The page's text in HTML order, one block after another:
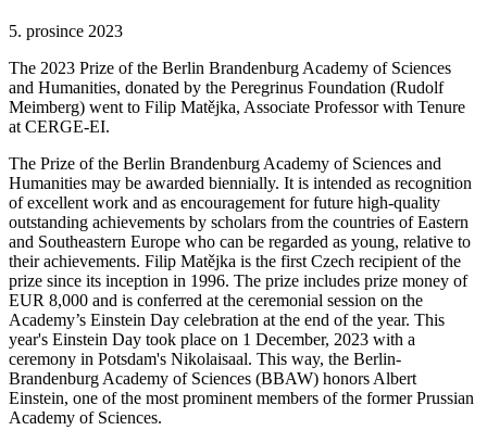
5. prosince 2023
The 2023 Prize of the Berlin Brandenburg Academy of Sciences
and Humanities, donated by the Peregrinus Foundation (Rudolf
Meimberg) went to Filip Matějka, Associate Professor with Tenure
at CERGE-EI.
The Prize of the Berlin Brandenburg Academy of Sciences and
Humanities may be awarded biennially. It is intended as recognition
of excellent work and as encouragement for future high-quality
outstanding achievements by scholars from the countries of Eastern
and Southeastern Europe who can be regarded as young, relative to
their achievements. Filip Matějka is the first Czech recipient of the
prize since its inception in 1996. The prize includes prize money of
EUR 8,000 and is conferred at the ceremonial session on the
Academy’s Einstein Day celebration at the end of the year. This
year's Einstein Day took place on 1 December, 2023 with a
ceremony in Potsdam's Nikolaisaal. This way, the Berlin-
Brandenburg Academy of Sciences (BBAW) honors Albert
Einstein, one of the most prominent members of the former Prussian
Academy of Sciences.